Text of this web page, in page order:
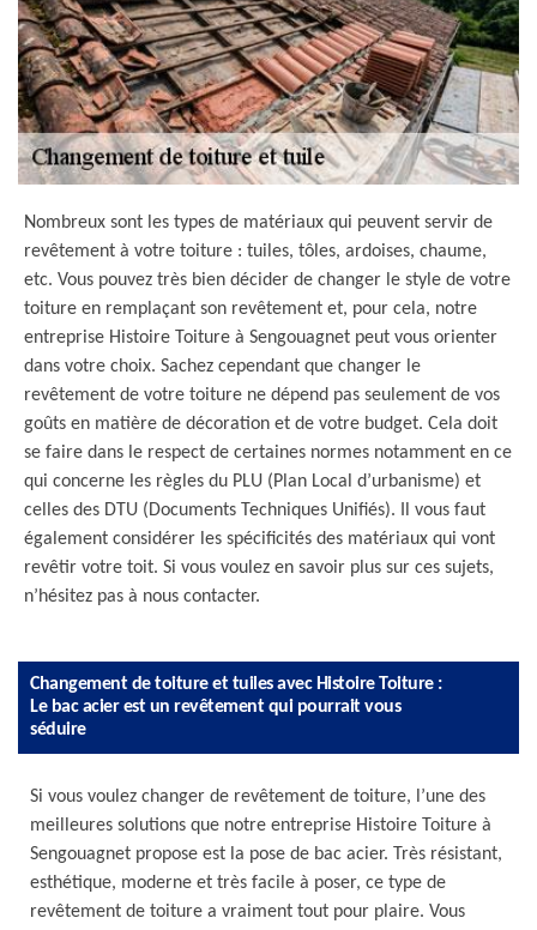
Nombreux sont les types de matériaux qui peuvent servir de
revêtement à votre toiture : tuiles, tôles, ardoises, chaume,
etc. Vous pouvez très bien décider de changer le style de votre
toiture en remplaçant son revêtement et, pour cela, notre
entreprise Histoire Toiture à Sengouagnet peut vous orienter
dans votre choix. Sachez cependant que changer le
revêtement de votre toiture ne dépend pas seulement de vos
goûts en matière de décoration et de votre budget. Cela doit
se faire dans le respect de certaines normes notamment en ce
qui concerne les règles du PLU (Plan Local d’urbanisme) et
celles des DTU (Documents Techniques Unifiés). Il vous faut
également considérer les spécificités des matériaux qui vont
revêtir votre toit. Si vous voulez en savoir plus sur ces sujets,
n’hésitez pas à nous contacter.
Changement de toiture et tuiles avec Histoire Toiture :
Le bac acier est un revêtement qui pourrait vous
séduire
Si vous voulez changer de revêtement de toiture, l’une des
meilleures solutions que notre entreprise Histoire Toiture à
Sengouagnet propose est la pose de bac acier. Très résistant,
esthétique, moderne et très facile à poser, ce type de
revêtement de toiture a vraiment tout pour plaire. Vous